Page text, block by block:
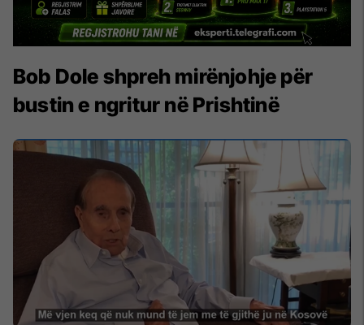
Bob Dole shpreh mirënjohje për
bustin e ngritur në Prishtinë